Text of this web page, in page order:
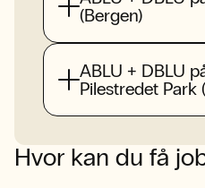
(Bergen)
ABLU + DBLU
Pilestredet Park
Hvor kan du få